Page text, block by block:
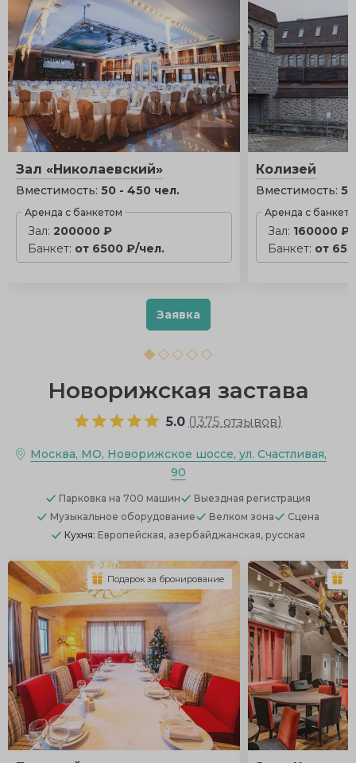
Зал «Николаевский»
Вместимость: 50 - 450 чел.
Аренда с банкетом
Зал: 200000 ₽
Банкет: от 6500 ₽/чел.
Колизей
Вместимость:
Аренда с
Зал: 160000 ₽
Банкет: от
Заявка
Новорижская застава
5.0 (1375 отзывов)
Москва, МО, Новорижское шоссе, ул. Счастливая,
90
Парковка на 700 машин
Выездная регистрация
Музыкальное оборудование
Велком зона
Сцена
Кухня: Европейская, азербайджанская, русская
Подарок за бронирование